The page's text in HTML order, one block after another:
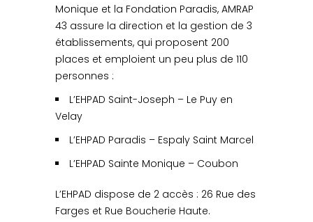
Monique et la Fondation Paradis, AMRAP
43 assure la direction et la gestion de 3
établissements, qui proposent 200
places et emploient un peu plus de 110
personnes :
L’EHPAD Saint-Joseph – Le Puy en
Velay
L’EHPAD Paradis – Espaly Saint Marcel
L’EHPAD Sainte Monique – Coubon
L’EHPAD dispose de 2 accès : 26 Rue des
Farges et Rue Boucherie Haute.